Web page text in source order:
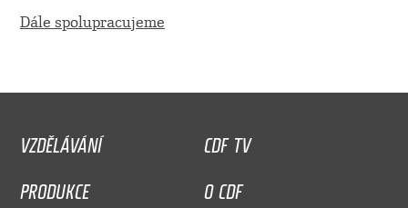
Dále spolupracujeme
VZDĚLÁVÁNÍ
CDF TV
PRODUKCE
O CDF